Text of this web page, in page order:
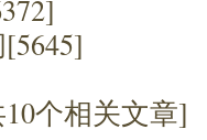
个相关文章]